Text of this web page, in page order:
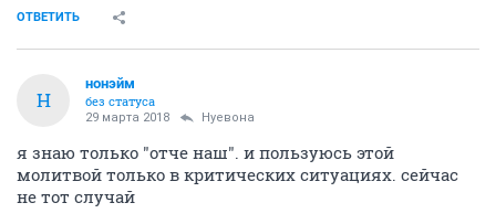
ОТВЕТИТЬ
Н
нонэйм
без статуса
29 марта 2018 Нуевона
я знаю только "отче наш". и пользуюсь этой
молитвой только в критических ситуациях. сейчас
не тот случай